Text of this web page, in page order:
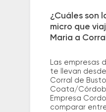
¿Cuáles son
micro que
Maria a
Las empresas
te llevan
Corral de
Coata/
Empresa
comparar